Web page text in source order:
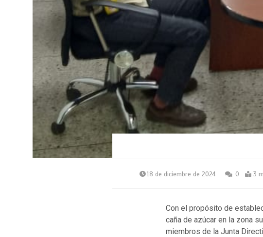
18 de diciembre de 2024 0 3
Con el propósito de
caña de azúcar en la zona
miembros de la Junta